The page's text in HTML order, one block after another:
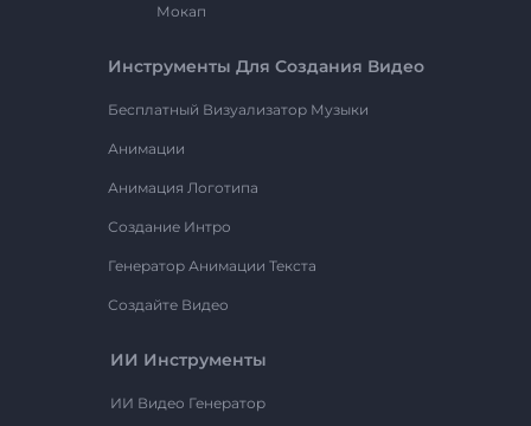
Мокап
Инструменты Для Создания Видео
Бесплатный Визуализатор Музыки
Анимации
Анимация Логотипа
Создание Интро
Генератор Анимации Текста
Создайте Видео
ИИ Инструменты
ИИ Видео Генератор